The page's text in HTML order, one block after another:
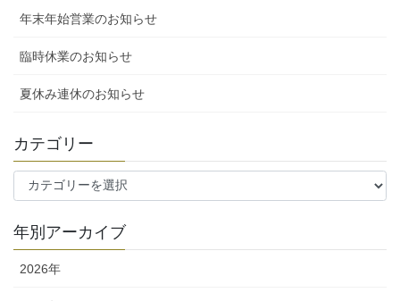
年末年始営業のお知らせ
臨時休業のお知らせ
夏休み連休のお知らせ
カテゴリー
テ
リ
ー
年別アーカイブ
2026年